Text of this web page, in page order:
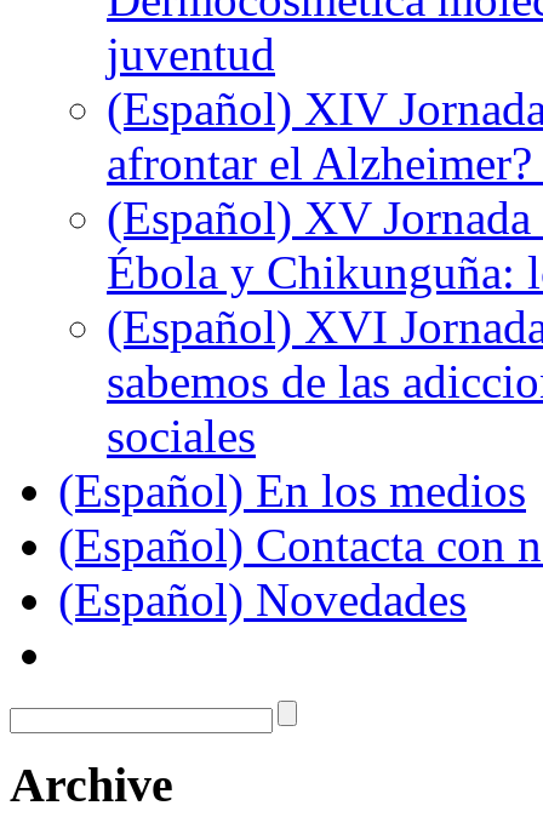
juventud
(Español) XIV
afrontar el
(Español) XV
Ébola y Chikunguña:
(Español) XVI
sabemos de las
sociales
(Español) En los medios
(Español) Contacta con
(Español) Novedades
Archive